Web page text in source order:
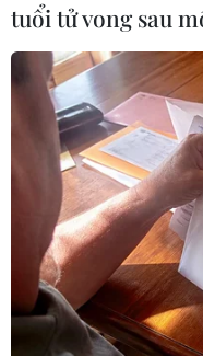
Sáng nay, giá bán
mại đồng loạt
còn mua vào
đồng/USD.
Cụ thể, ngân
niêm yết tỷ giá
trong khi ngân
20.810 đồng/USD
còn Vietinbank
đồng/USD.
tuổi tử vong sau